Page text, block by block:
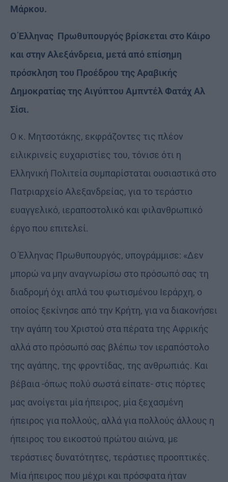
Μάρκου.
Ο Έλληνας Πρωθυπουργός βρίσκεται στο Κάιρο
και στην Αλεξάνδρεια, μετά από επίσημη
πρόσκληση του Προέδρου της Αραβικής
Δημοκρατίας της Αιγύπτου Αμπντέλ Φατάχ Αλ
Σίσι.
Ο κ. Μητσοτάκης, εκφράζοντες τις πλέον
ειλικρινείς ευχαριστίες του, τόνισε ότι η
Ελληνική Πολιτεία συμπαρίσταται ουσιαστικά στο
Πατριαρχείο Αλεξανδρείας, για το τεράστιο
ευαγγελικό, ιεραποστολικό και φιλανθρωπικό
έργο που επιτελεί.
Ο Έλληνας Πρωθυπουργός, υπογράμμισε: «Δεν
μπορώ να μην αναγνωρίσω στο πρόσωπό σας τη
διαδρομή όχι απλά του φωτισμένου Ιεράρχη, ο
οποίος ξεκίνησε από την Κρήτη, για να διακονήσει
την αγάπη του Χριστού στα πέρατα της Αφρικής
αλλά στο πρόσωπό σας βλέπω τον ιεραπόστολο
της αγάπης, της φροντίδας, της ανθρωπιάς. Και
βέβαια -όπως πολύ σωστά είπατε- στις πόρτες
μας ανοίγεται μία ήπειρος, μία ξεχασμένη
ήπειρος για πολλούς, αλλά για πολλούς άλλους η
ήπειρος του εικοστού πρώτου αιώνα, με
τεράστιες δυνατότητες, τεράστιες προοπτικές.
Μία ήπειρος που μέχρι και πρόσφατα ήταν